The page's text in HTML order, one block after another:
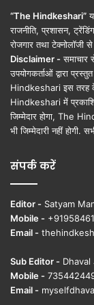
“The Hindkeshari”
राजनीति, प्रशासन,
रोजगार तथा टेक्नोलॉजी
Disclaimer - समाचार
उपयोगकर्ताओं द्वारा
Hindkeshari इस तरह के
Hindkeshari में
जिम्मेदार होगा, The
भी जिम्मेदारी नहीं होगी.
संपर्क करें
Editor - Satyam
Mobile -
Email -
Sub Editor - Dhaval
Mobile -
Email -